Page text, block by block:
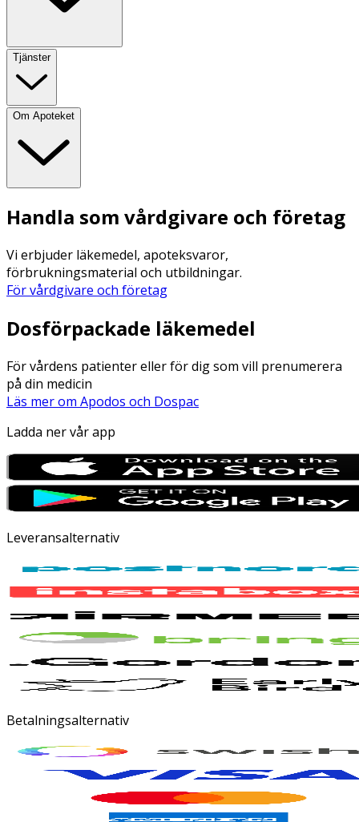
Tjänster
Om Apoteket
Handla som vårdgivare och företag
Vi erbjuder läkemedel, apoteksvaror,
förbrukningsmaterial och utbildningar.
För vårdgivare och företag
Dosförpackade läkemedel
För vårdens patienter eller för dig som vill prenumerera
på din medicin
Läs mer om Apodos och Dospac
Ladda ner vår app
Leveransalternativ
Betalningsalternativ